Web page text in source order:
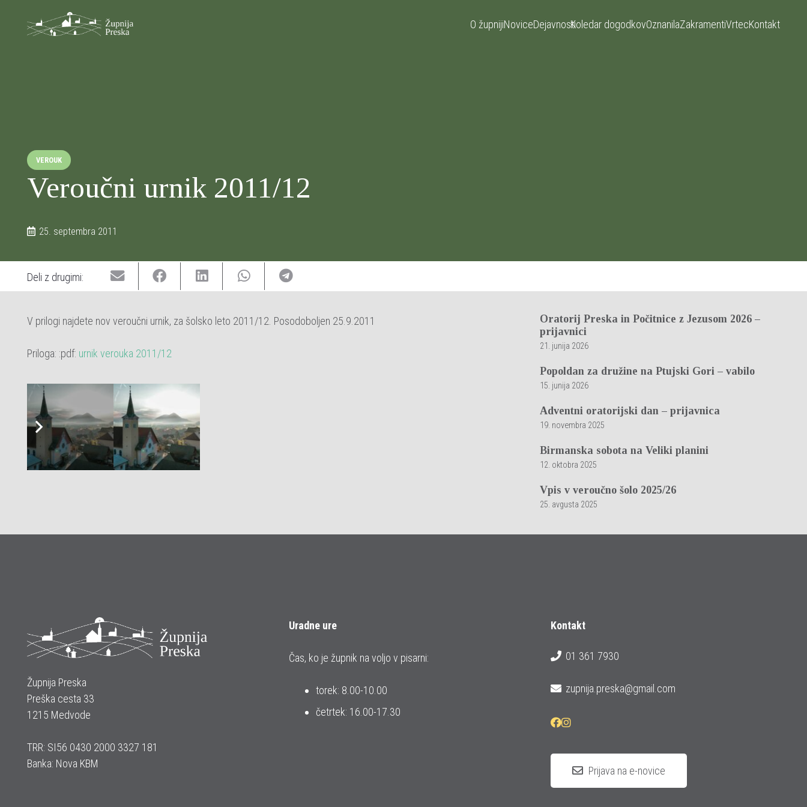
O župnijiNoviceDejavnostiKoledar dogodkovOznanilaZakramentiVrtecKontakt
VEROUK
Veroučni urnik 2011/12
25. septembra 2011
Deli z drugimi:
V prilogi najdete nov veroučni urnik, za šolsko leto 2011/12. Posodoboljen 25.9.2011
Priloga: :pdf: urnik verouka 2011/12
Verouk
Oratorij Preska in Počitnice z Jezusom 2026 –
prijavnici
21. junija 2026
Popoldan za družine na Ptujski Gori – vabilo
15. junija 2026
Adventni oratorijski dan – prijavnica
19. novembra 2025
Birmanska sobota na Veliki planini
12. oktobra 2025
Vpis v veroučno šolo 2025/26
25. avgusta 2025
Župnija Preska
Preška cesta 33
1215 Medvode
TRR: SI56 0430 2000 3327 181
Banka: Nova KBM
Uradne ure
Čas, ko je župnik na voljo v pisarni:
torek: 8.00-10.00
četrtek: 16.00-17.30
Kontakt
01 361 7930
zupnija.preska@gmail.com
Prijava na e-novice